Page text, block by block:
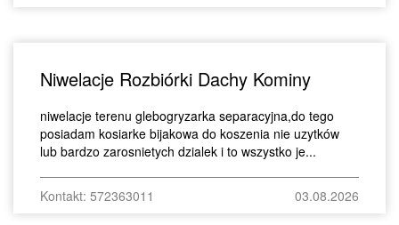
Niwelacje Rozbiórki Dachy Kominy
niwelacje terenu glebogryzarka separacyjna,do tego
posiadam kosiarke bijakowa do koszenia nie uzytków
lub bardzo zarosnietych dzialek i to wszystko je...
Kontakt: 572363011 03.08.2026